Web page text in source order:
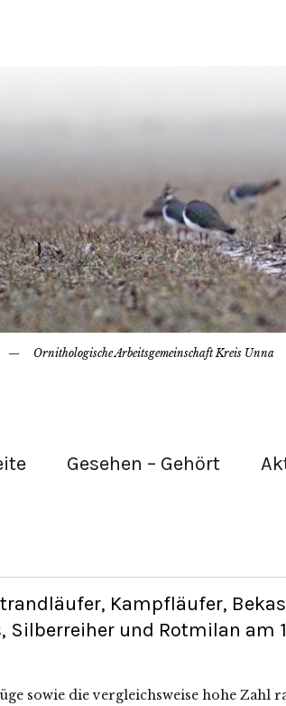
Ornithologische Arbeitsgemeinschaft Kreis Unna
Gesehen – Gehört
Kampfläufer,
Silberreiher und Rotmilan am
sowie die vergleichsweise hohe Zahl